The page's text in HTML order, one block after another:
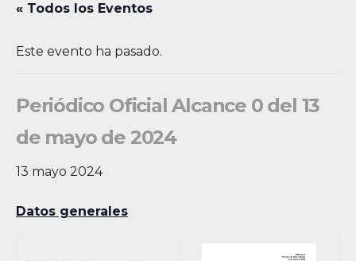
« Todos los Eventos
Este evento ha pasado.
Periódico Oficial Alcance 0 del 13
de mayo de 2024
13 mayo 2024
Datos generales